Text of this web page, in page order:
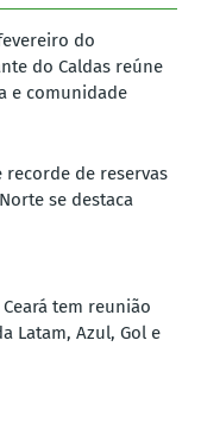
do
do Caldas reúne
e comunidade
recorde de reservas
se destaca
tem reunião
Latam, Azul, Gol e